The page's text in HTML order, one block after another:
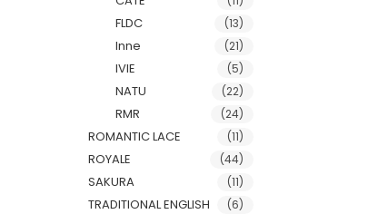
FLDC (13)
Inne (21)
IVIE (5)
NATU (22)
RMR (24)
ROMANTIC LACE (11)
ROYALE (44)
SAKURA (11)
TRADITIONAL ENGLISH (6)